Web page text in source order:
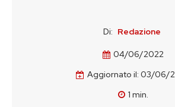
Di: Redazione
04/06/2022
Aggiornato il: 03/06/
1 min.